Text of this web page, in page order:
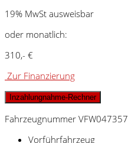
19% MwSt ausweisbar
oder monatlich:
310,- €
Zur Finanzierung
Inzahlungnahme-Rechner
Fahrzeugnummer VFW047357
Vorführfahrzeug